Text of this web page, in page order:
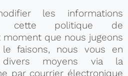
les informations
cette politique de
que nous jugeons
faisons, nous vous en
divers moyens via la
par courrier électronique